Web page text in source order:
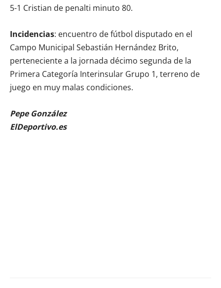
5-1 Cristian de penalti minuto 80.
Incidencias: encuentro de fútbol disputado en el
Campo Municipal Sebastián Hernández Brito,
perteneciente a la jornada décimo segunda de la
Primera Categoría Interinsular Grupo 1, terreno de
juego en muy malas condiciones.
Pepe González
ElDeportivo.es